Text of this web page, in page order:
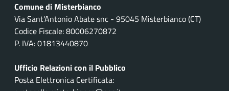
Comune di Misterbianco
Via Sant'Antonio Abate snc - 95045 Misterbianco (CT)
Codice Fiscale: 80006270872
P. IVA: 01813440870
Ufficio Relazioni con il Pubblico
Posta Elettronica Certificata: